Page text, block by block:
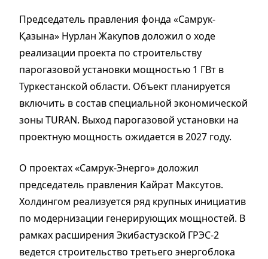
Председатель правления фонда «Самрук-
Қазына» Нурлан Жакупов доложил о ходе
реализации проекта по строительству
парогазовой установки мощностью 1 ГВт в
Туркестанской области. Объект планируется
включить в состав специальной экономической
зоны TURAN. Выход парогазовой установки на
проектную мощность ожидается в 2027 году.
О проектах «Самрук-Энерго» доложил
председатель правления Кайрат Максутов.
Холдингом реализуется ряд крупных инициатив
по модернизации генерирующих мощностей. В
рамках расширения Экибастузской ГРЭС-2
ведется строительство третьего энергоблока